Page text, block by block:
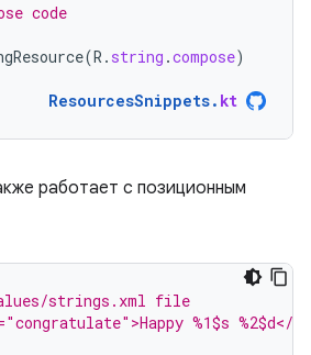
code
(R . string .compose)
ResourcesSnippets. kt
работает с позиционным
strings.xml file
%1$s %2$d</